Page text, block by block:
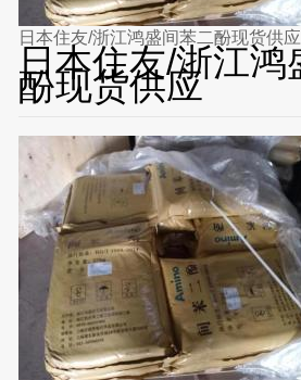
日本住友/浙江鸿盛间苯二酚现货供应
日本住友/浙江鸿
酚现货供应